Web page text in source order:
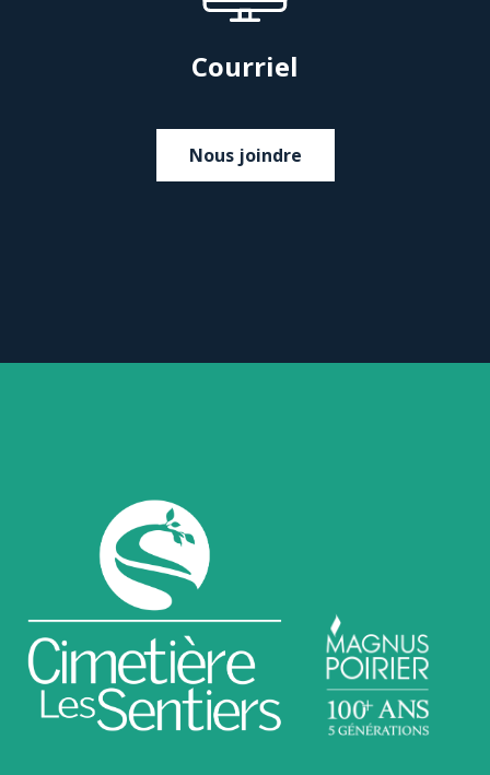
Courriel
Nous joindre